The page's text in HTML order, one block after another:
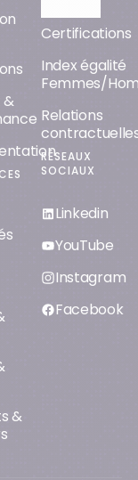
&
&
Certifications
Index égalité
Femmes/
Relations
RÉSEAUX
SOCIAUX
Linkedin
YouTube
Instagram
Facebook